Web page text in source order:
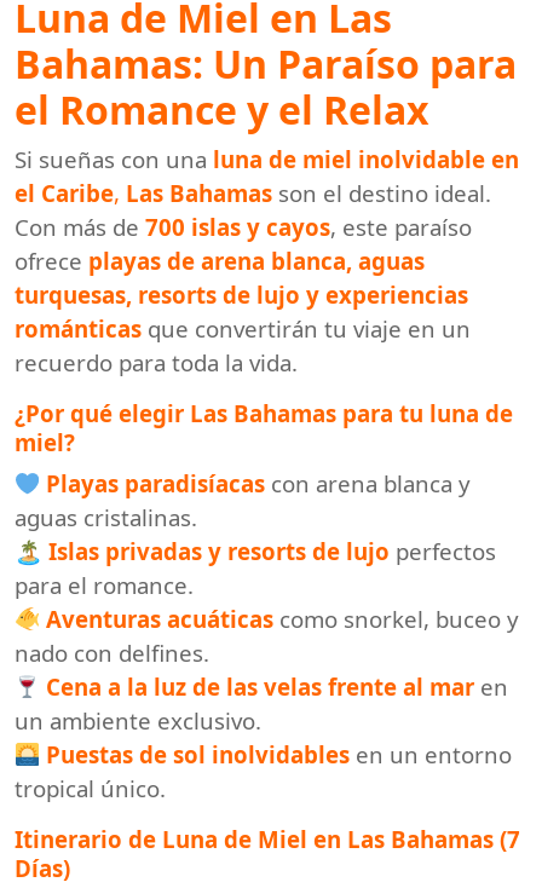
Luna de Miel en Las
Bahamas: Un Paraíso para
el Romance y el Relax
Si sueñas con una luna de miel inolvidable en
el Caribe, Las Bahamas son el destino ideal.
Con más de 700 islas y cayos, este paraíso
ofrece playas de arena blanca, aguas
turquesas, resorts de lujo y experiencias
románticas que convertirán tu viaje en un
recuerdo para toda la vida.
¿Por qué elegir Las Bahamas para tu luna de
miel?
Playas paradisíacas con arena blanca y
aguas cristalinas.
🏝 Islas privadas y resorts de lujo perfectos
para el romance.
Aventuras acuáticas como snorkel, buceo y
nado con delfines.
Cena a la luz de las velas frente al mar en
un ambiente exclusivo.
Puestas de sol inolvidables en un entorno
tropical único.
Itinerario de Luna de Miel en Las Bahamas (7
Días)